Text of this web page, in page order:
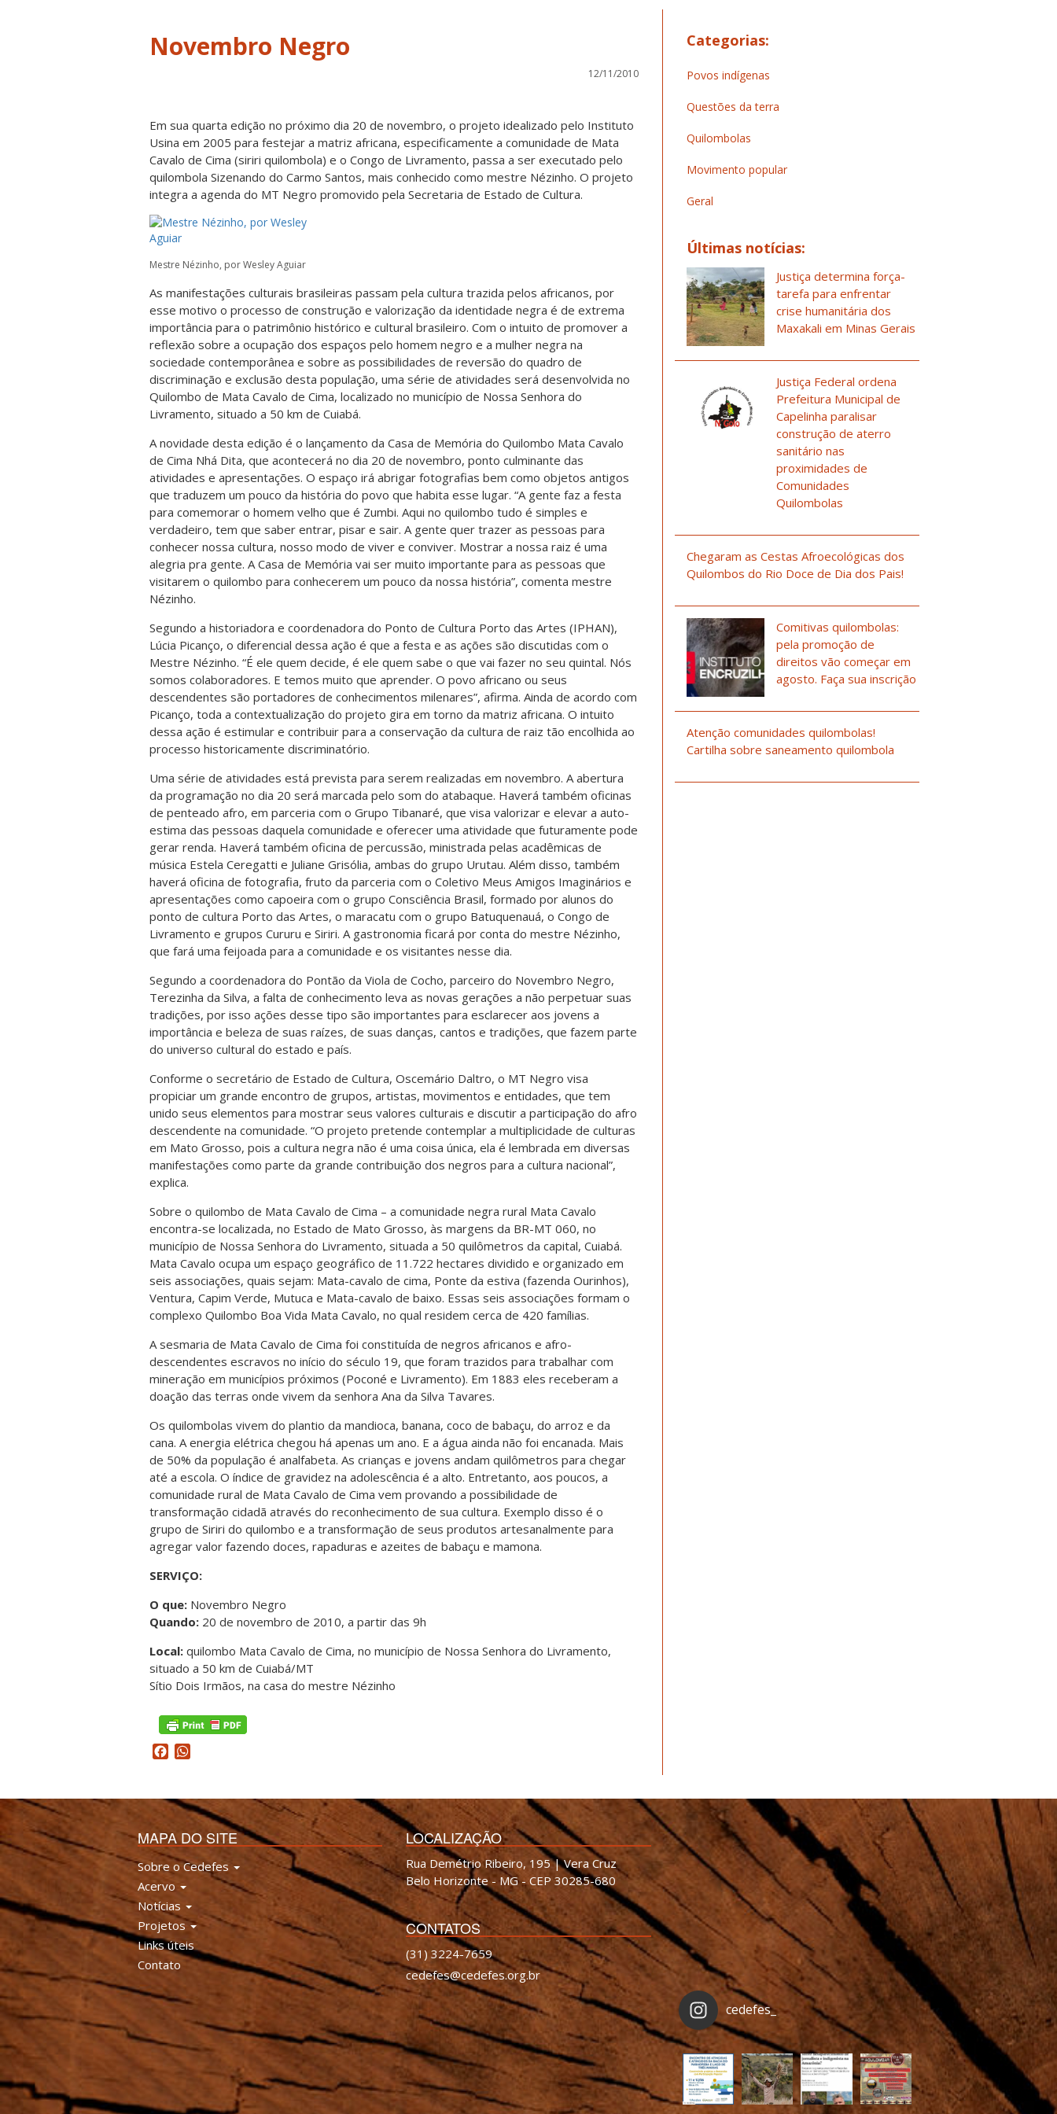
Novembro Negro
12/11/2010
Em sua quarta edição no próximo dia 20 de novembro, o projeto idealizado pelo Instituto
Usina em 2005 para festejar a matriz africana, especificamente a comunidade de Mata
Cavalo de Cima (siriri quilombola) e o Congo de Livramento, passa a ser executado pelo
quilombola Sizenando do Carmo Santos, mais conhecido como mestre Nézinho. O projeto
integra a agenda do MT Negro promovido pela Secretaria de Estado de Cultura.
Mestre Nézinho, por Wesley Aguiar
As manifestações culturais brasileiras passam pela cultura trazida pelos africanos, por
esse motivo o processo de construção e valorização da identidade negra é de extrema
importância para o patrimônio histórico e cultural brasileiro. Com o intuito de promover a
reflexão sobre a ocupação dos espaços pelo homem negro e a mulher negra na
sociedade contemporânea e sobre as possibilidades de reversão do quadro de
discriminação e exclusão desta população, uma série de atividades será desenvolvida no
Quilombo de Mata Cavalo de Cima, localizado no município de Nossa Senhora do
Livramento, situado a 50 km de Cuiabá.
A novidade desta edição é o lançamento da Casa de Memória do Quilombo Mata Cavalo
de Cima Nhá Dita, que acontecerá no dia 20 de novembro, ponto culminante das
atividades e apresentações. O espaço irá abrigar fotografias bem como objetos antigos
que traduzem um pouco da história do povo que habita esse lugar. “A gente faz a festa
para comemorar o homem velho que é Zumbi. Aqui no quilombo tudo é simples e
verdadeiro, tem que saber entrar, pisar e sair. A gente quer trazer as pessoas para
conhecer nossa cultura, nosso modo de viver e conviver. Mostrar a nossa raiz é uma
alegria pra gente. A Casa de Memória vai ser muito importante para as pessoas que
visitarem o quilombo para conhecerem um pouco da nossa história”, comenta mestre
Nézinho.
Segundo a historiadora e coordenadora do Ponto de Cultura Porto das Artes (IPHAN),
Lúcia Picanço, o diferencial dessa ação é que a festa e as ações são discutidas com o
Mestre Nézinho. “É ele quem decide, é ele quem sabe o que vai fazer no seu quintal. Nós
somos colaboradores. E temos muito que aprender. O povo africano ou seus
descendentes são portadores de conhecimentos milenares”, afirma. Ainda de acordo com
Picanço, toda a contextualização do projeto gira em torno da matriz africana. O intuito
dessa ação é estimular e contribuir para a conservação da cultura de raiz tão encolhida ao
processo historicamente discriminatório.
Uma série de atividades está prevista para serem realizadas em novembro. A abertura
da programação no dia 20 será marcada pelo som do atabaque. Haverá também oficinas
de penteado afro, em parceria com o Grupo Tibanaré, que visa valorizar e elevar a auto-
estima das pessoas daquela comunidade e oferecer uma atividade que futuramente pode
gerar renda. Haverá também oficina de percussão, ministrada pelas acadêmicas de
música Estela Ceregatti e Juliane Grisólia, ambas do grupo Urutau. Além disso, também
haverá oficina de fotografia, fruto da parceria com o Coletivo Meus Amigos Imaginários e
apresentações como capoeira com o grupo Consciência Brasil, formado por alunos do
ponto de cultura Porto das Artes, o maracatu com o grupo Batuquenauá, o Congo de
Livramento e grupos Cururu e Siriri. A gastronomia ficará por conta do mestre Nézinho,
que fará uma feijoada para a comunidade e os visitantes nesse dia.
Segundo a coordenadora do Pontão da Viola de Cocho, parceiro do Novembro Negro,
Terezinha da Silva, a falta de conhecimento leva as novas gerações a não perpetuar suas
tradições, por isso ações desse tipo são importantes para esclarecer aos jovens a
importância e beleza de suas raízes, de suas danças, cantos e tradições, que fazem parte
do universo cultural do estado e país.
Conforme o secretário de Estado de Cultura, Oscemário Daltro, o MT Negro visa
propiciar um grande encontro de grupos, artistas, movimentos e entidades, que tem
unido seus elementos para mostrar seus valores culturais e discutir a participação do afro
descendente na comunidade. “O projeto pretende contemplar a multiplicidade de culturas
em Mato Grosso, pois a cultura negra não é uma coisa única, ela é lembrada em diversas
manifestações como parte da grande contribuição dos negros para a cultura nacional”,
explica.
Sobre o quilombo de Mata Cavalo de Cima – a comunidade negra rural Mata Cavalo
encontra-se localizada, no Estado de Mato Grosso, às margens da BR-MT 060, no
município de Nossa Senhora do Livramento, situada a 50 quilômetros da capital, Cuiabá.
Mata Cavalo ocupa um espaço geográfico de 11.722 hectares dividido e organizado em
seis associações, quais sejam: Mata-cavalo de cima, Ponte da estiva (fazenda Ourinhos),
Ventura, Capim Verde, Mutuca e Mata-cavalo de baixo. Essas seis associações formam o
complexo Quilombo Boa Vida Mata Cavalo, no qual residem cerca de 420 famílias.
A sesmaria de Mata Cavalo de Cima foi constituída de negros africanos e afro-
descendentes escravos no início do século 19, que foram trazidos para trabalhar com
mineração em municípios próximos (Poconé e Livramento). Em 1883 eles receberam a
doação das terras onde vivem da senhora Ana da Silva Tavares.
Os quilombolas vivem do plantio da mandioca, banana, coco de babaçu, do arroz e da
cana. A energia elétrica chegou há apenas um ano. E a água ainda não foi encanada. Mais
de 50% da população é analfabeta. As crianças e jovens andam quilômetros para chegar
até a escola. O índice de gravidez na adolescência é a alto. Entretanto, aos poucos, a
comunidade rural de Mata Cavalo de Cima vem provando a possibilidade de
transformação cidadã através do reconhecimento de sua cultura. Exemplo disso é o
grupo de Siriri do quilombo e a transformação de seus produtos artesanalmente para
agregar valor fazendo doces, rapaduras e azeites de babaçu e mamona.
SERVIÇO:
O que: Novembro Negro
Quando: 20 de novembro de 2010, a partir das 9h
Local: quilombo Mata Cavalo de Cima, no município de Nossa Senhora do Livramento,
situado a 50 km de Cuiabá/MT
Sítio Dois Irmãos, na casa do mestre Nézinho
Facebook
Categorias:
Povos indígenas
Questões da terra
Quilombolas
Movimento popular
Geral
Últimas notícias:
Justiça determina força-
tarefa para enfrentar
crise humanitária dos
Maxakali em Minas Gerais
Justiça Federal ordena
Prefeitura Municipal de
Capelinha paralisar
construção de aterro
sanitário nas
proximidades de
Comunidades
Quilombolas
Chegaram as Cestas Afroecológicas dos
Quilombos do Rio Doce de Dia dos Pais!
Comitivas quilombolas:
pela promoção de
direitos vão começar em
agosto. Faça sua inscrição
Atenção comunidades quilombolas!
Cartilha sobre saneamento quilombola
MAPA DO SITE
Sobre o Cedefes
Acervo
Notícias
Projetos
Links úteis
Contato
LOCALIZAÇÃO
Rua Demétrio Ribeiro, 195 | Vera Cruz
Belo Horizonte - MG - CEP 30285-680
CONTATOS
(31) 3224-7659
cedefes@cedefes.org.br
cedefes_